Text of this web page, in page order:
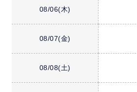
08/06(木)
08/07(金)
08/08(土)